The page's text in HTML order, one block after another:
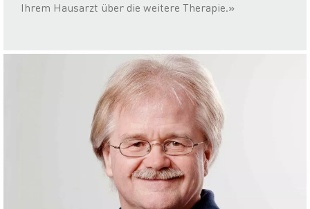
Ihrem Hausarzt über die weitere Therapie.»